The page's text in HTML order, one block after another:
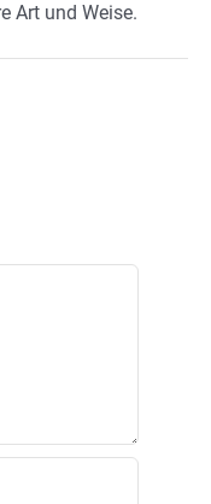
Art und Weise.